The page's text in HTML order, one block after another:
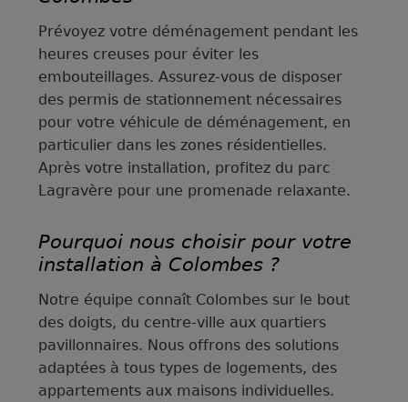
Prévoyez votre déménagement pendant les
heures creuses pour éviter les
embouteillages. Assurez-vous de disposer
des permis de stationnement nécessaires
pour votre véhicule de déménagement, en
particulier dans les zones résidentielles.
Après votre installation, profitez du parc
Lagravère pour une promenade relaxante.
Pourquoi nous choisir pour votre
installation à Colombes ?
Notre équipe connaît Colombes sur le bout
des doigts, du centre-ville aux quartiers
pavillonnaires. Nous offrons des solutions
adaptées à tous types de logements, des
appartements aux maisons individuelles.